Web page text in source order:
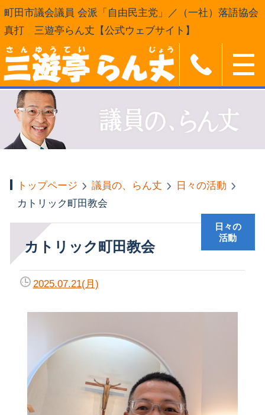
町田市議会議員 会派「自由民主党」／（一社）落語協会
真打 三遊亭らん丈【公式ウェブサイト】
トップページ 議員の、らん丈
日々の活動
カトリック町田教会
カトリック町田教会
日々の
活動
2025.07.21(月)